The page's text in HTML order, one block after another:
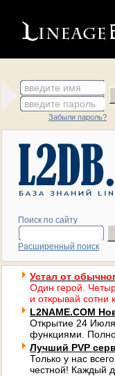
введите имя
введите пароль
Забыли пароль?
Поиск по сайту
Расширенный поиск
Устал от
Один герой.
и открывай сотни
L2NAME.COM
Открытие 24
функциями.
Лучший PVP
Только у нас
честной! Каждый